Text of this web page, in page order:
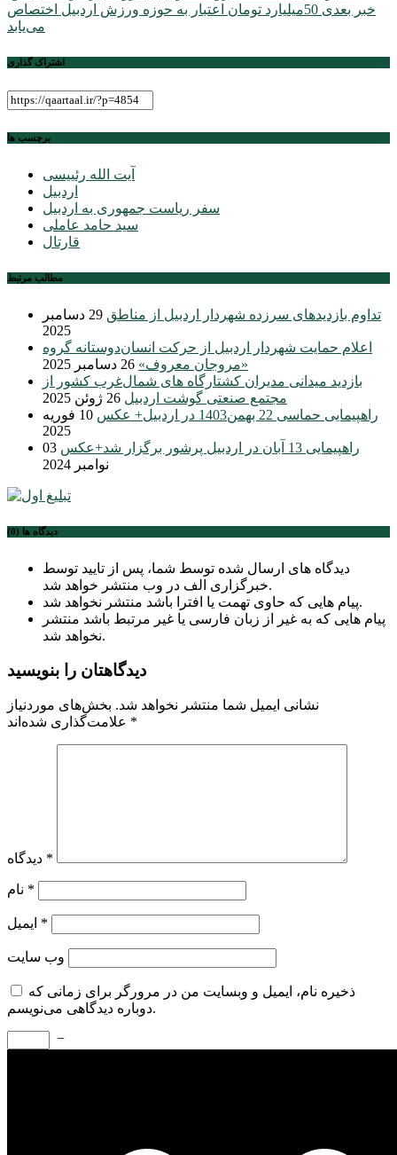
نوشته
خبر بعدی
50میلیارد تومان اعتبار به حوزه ورزش اردبیل اختصاص
می‌یابد
اشتراک گذاری
برچسب ها
آیت الله رئییسی
اردبیل
سفر ریاست جمهوری به اردبیل
سید حامد عاملی
قارتال
مطالب مرتبط
تداوم بازدیدهای سرزده شهردار اردبیل از مناطق
29 دسامبر
2025
اعلام حمایت شهردار اردبیل از حرکت انسان‌دوستانه گروه
«مروجان معروف» 26 دسامبر 2025
بازدید میدانی مدیران کشتارگاه های شمال‌غرب کشور از
مجتمع صنعتی گوشت اردبیل 26 ژوئن 2025
راهپیمایی حماسی 22 بهمن1403 در اردبیل+ عکس
10 فوریه
2025
راهپیمایی 13 آبان در اردبیل پرشور برگزار شد+عکس
03
نوامبر 2024
دیدگاه ها (0)
دیدگاه های ارسال شده توسط شما، پس از تایید توسط
خبرگزاری الف در وب منتشر خواهد شد.
پیام هایی که حاوی تهمت یا افترا باشد منتشر نخواهد شد.
پیام هایی که به غیر از زبان فارسی یا غیر مرتبط باشد منتشر
نخواهد شد.
دیدگاهتان را بنویسید
نشانی ایمیل شما منتشر نخواهد شد. بخش‌های موردنیاز
*
*
*
*
وب‌ سایت
ذخیره نام، ایمیل و وبسایت من در مرورگر برای زمانی که
دوباره دیدگاهی می‌نویسم.
−